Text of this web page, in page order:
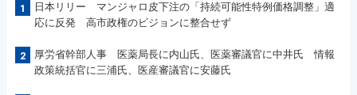
1
日本リリー マンジャロ皮下注の「持続可能性特例価格調整」適
応に反発 高市政権のビジョンに整合せず
2
厚労省幹部人事 医薬局長に内山氏、医薬審議官に中井氏 情報
政策統括官に三浦氏、医産審議官に安藤氏